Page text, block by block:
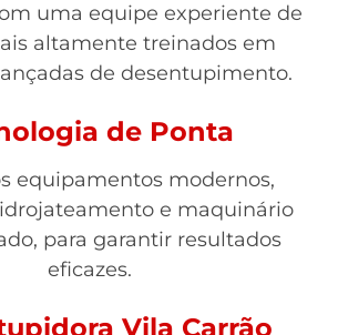
uma equipe experiente de
altamente treinados em
de desentupimento.
de Ponta
equipamentos modernos,
e maquinário
para garantir resultados
eficazes.
Vila Carrão